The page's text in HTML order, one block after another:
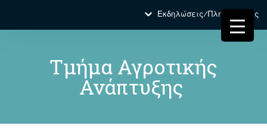
Εκδηλώσεις/Πληροφορίες
Τμήμα Αγροτικής
Ανάπτυξης